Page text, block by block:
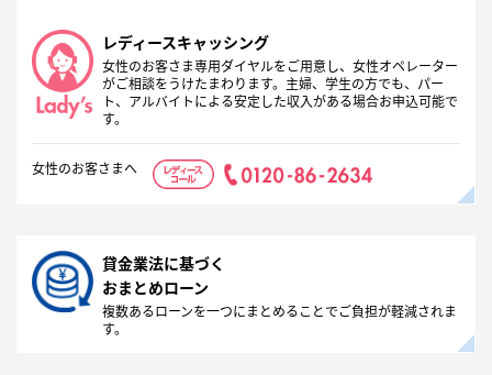
レディースキャッシング
女性のお客さま専用ダイヤルをご用意し、女性オペレーター
がご相談をうけたまわります。主婦、学生の方でも、パー
ト、アルバイトによる安定した収入がある場合お申込可能で
す。
女性のお客さまへ
貸金業法に基づく
おまとめローン
複数あるローンを一つにまとめることでご負担が軽減されま
す。